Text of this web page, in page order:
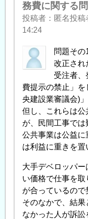
務費に関する
投稿者 匿名投稿
14:24
問題その
改正され
受注者、
費提示の禁止」
央建設業審議会)
但し、これらは
が、民間工事では
公共事業は公益
は利益に重きを置
大手デベロッパ
い価格で仕事を取
が合っているので
そのなかで、結
なかった人が訴